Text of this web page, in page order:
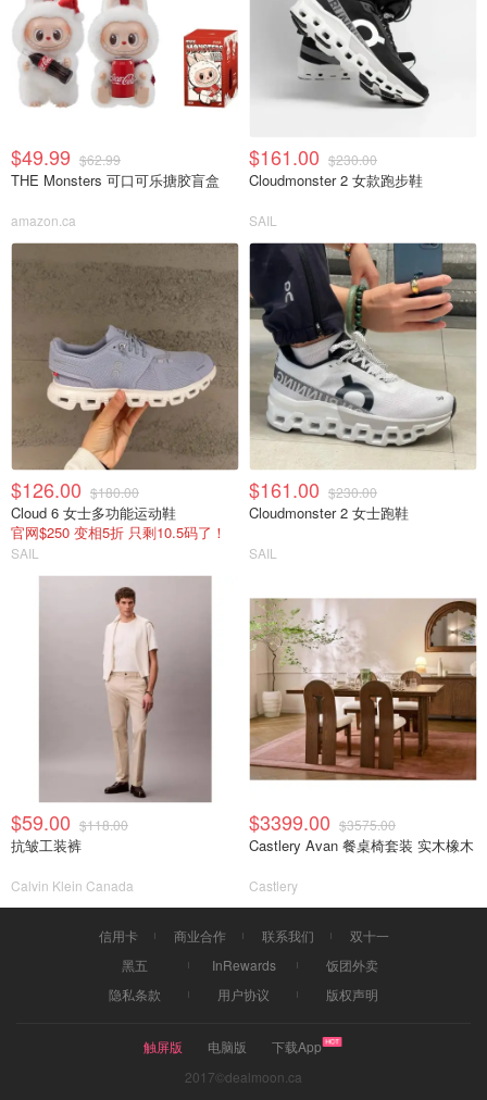
$49.99 $62.99
THE Monsters 可口可乐搪胶盲盒
amazon.ca
$161.00 $230.00
Cloudmonster 2 女款跑步鞋
SAIL
$126.00 $180.00
Cloud 6 女士多功能运动鞋
官网$250 变相5折 只剩10.5码了！
SAIL
$161.00 $230.00
Cloudmonster 2 女士跑鞋
SAIL
$59.00 $118.00
抗皱工装裤
Calvin Klein Canada
$3399.00 $3575.00
Castlery Avan 餐桌椅套装 实木橡木
Castlery
信用卡 商业合作 联系我们
双十一
黑五
InRewards
饭团外卖
隐私条款
用户协议 版权声明
触屏版 电脑版
下载App
2017©dealmoon.ca